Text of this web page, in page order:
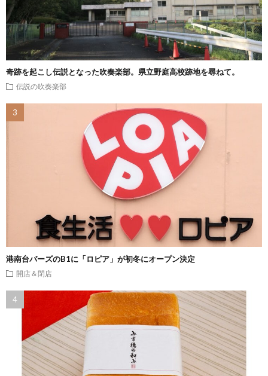
奇跡を起こし伝説となった吹奏楽部。県立野庭高校跡地を尋ねて。
伝説の吹奏楽部
港南台バーズのB1に「ロピア」が初冬にオープン決定
開店＆閉店